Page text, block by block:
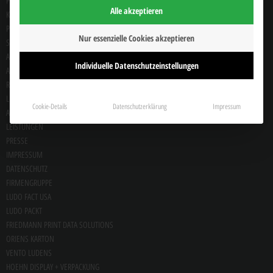
KARTONAGE & SPIELE
PUZZLES
SPIELKARTEN
ANSPRECHPARTNER EU
ANSPRECHPARTNER USA
REFERENZEN
LIEFERANTEN
ANSPRECHPARTNER
LEISTUNGEN
PRESSE
IMPRESSUM
DATENSCHUTZ
FIRMENGRUPPE
LUDO FACT USA
LUDO PACKT
FRIEDMANN PRINT DATA SOLUTIONS
ORIENS KARTON
VENTO LUDENS
HOEHN DISPLAY + VERPACKUNG
Alle akzeptieren
Nur essenzielle Cookies akzeptieren
Individuelle Datenschutzeinstellungen
Cookie-Details Datenschutzerklärung Impressum